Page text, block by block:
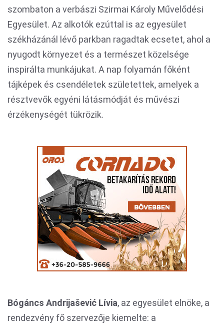
szombaton a verbászi Szirmai Károly Művelődési
Egyesület. Az alkotók ezúttal is az egyesület
székházánál lévő parkban ragadtak ecsetet, ahol a
nyugodt környezet és a természet közelsége
inspirálta munkájukat. A nap folyamán főként
tájképek és csendéletek születettek, amelyek a
résztvevők egyéni látásmódját és művészi
érzékenységét tükrözik.
Bógáncs Andrijašević Lívia, az egyesület elnöke, a
rendezvény fő szervezője kiemelte: a